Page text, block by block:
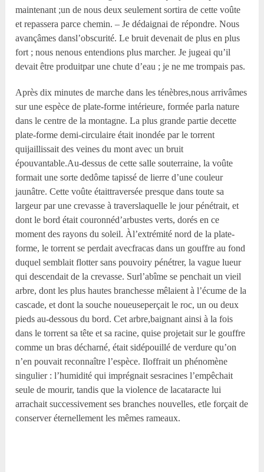
maintenant ;un de nous deux seulement sortira de cette voûte
et repassera parce chemin. – Je dédaignai de répondre. Nous
avançâmes dansl’obscurité. Le bruit devenait de plus en plus
fort ; nous nenous entendions plus marcher. Je jugeai qu’il
devait être produitpar une chute d’eau ; je ne me trompais pas.
Après dix minutes de marche dans les ténèbres,nous arrivâmes
sur une espèce de plate-forme intérieure, formée parla nature
dans le centre de la montagne. La plus grande partie decette
plate-forme demi-circulaire était inondée par le torrent
quijaillissait des veines du mont avec un bruit
épouvantable.Au-dessus de cette salle souterraine, la voûte
formait une sorte dedôme tapissé de lierre d’une couleur
jaunâtre. Cette voûte étaittraversée presque dans toute sa
largeur par une crevasse à traverslaquelle le jour pénétrait, et
dont le bord était couronnéd’arbustes verts, dorés en ce
moment des rayons du soleil. Àl’extrémité nord de la plate-
forme, le torrent se perdait avecfracas dans un gouffre au fond
duquel semblait flotter sans pouvoiry pénétrer, la vague lueur
qui descendait de la crevasse. Surl’abîme se penchait un vieil
arbre, dont les plus hautes branchesse mêlaient à l’écume de la
cascade, et dont la souche noueuseperçait le roc, un ou deux
pieds au-dessous du bord. Cet arbre,baignant ainsi à la fois
dans le torrent sa tête et sa racine, quise projetait sur le gouffre
comme un bras décharné, était sidépouillé de verdure qu’on
n’en pouvait reconnaître l’espèce. Iloffrait un phénomène
singulier : l’humidité qui imprégnait sesracines l’empêchait
seule de mourir, tandis que la violence de lacataracte lui
arrachait successivement ses branches nouvelles, etle forçait de
conserver éternellement les mêmes rameaux.